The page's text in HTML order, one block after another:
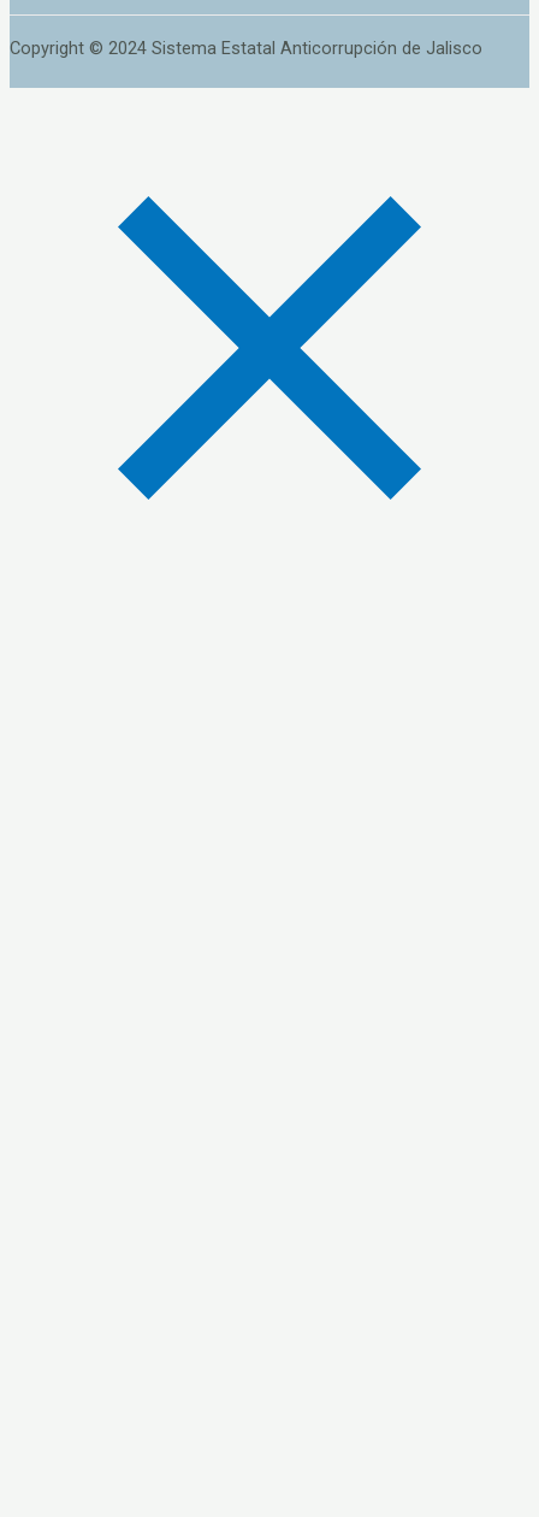
Copyright © 2024 Sistema Estatal Anticorrupción de Jalisco